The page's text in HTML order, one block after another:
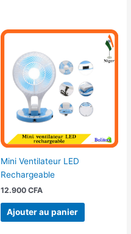
Mini Ventilateur LED
Rechargeable
12.900 CFA
Ajouter au panier